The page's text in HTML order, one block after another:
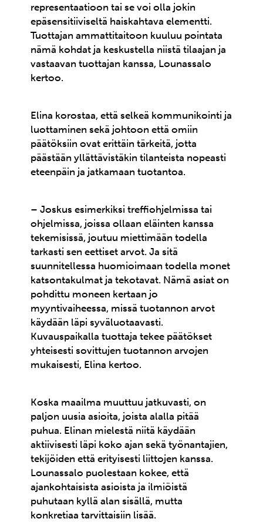
representaatioon tai se voi olla jokin
epäsensitiiviseltä haiskahtava elementti.
Tuottajan ammattitaitoon kuuluu pointata
nämä kohdat ja keskustella niistä tilaajan ja
vastaavan tuottajan kanssa, Lounassalo
kertoo.
Elina korostaa, että selkeä kommunikointi ja
luottaminen sekä johtoon että omiin
päätöksiin ovat erittäin tärkeitä, jotta
päästään yllättävistäkin tilanteista nopeasti
eteenpäin ja jatkamaan tuotantoa.
– Joskus esimerkiksi treffiohjelmissa tai
ohjelmissa, joissa ollaan eläinten kanssa
tekemisissä, joutuu miettimään todella
tarkasti sen eettiset arvot. Ja sitä
suunnitellessa huomioimaan todella monet
katsontakulmat ja tekotavat. Nämä asiat on
pohdittu moneen kertaan jo
myyntivaiheessa, missä tuotannon arvot
käydään läpi syväluotaavasti.
Kuvauspaikalla tuottaja tekee päätökset
yhteisesti sovittujen tuotannon arvojen
mukaisesti, Elina kertoo.
Koska maailma muuttuu jatkuvasti, on
paljon uusia asioita, joista alalla pitää
puhua. Elinan mielestä niitä käydään
aktiivisesti läpi koko ajan sekä työnantajien,
tekijöiden että erityisesti liittojen kanssa.
Lounassalo puolestaan kokee, että
ajankohtaisista asioista ja ilmiöistä
puhutaan kyllä alan sisällä, mutta
konkretiaa tarvittaisiin lisää.